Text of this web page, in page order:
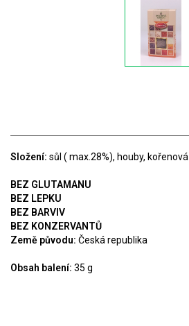
Složení: sůl ( max.28%), houby,
BEZ GLUTAMANU
BEZ LEPKU
BEZ BARVIV
BEZ KONZERVANTŮ
Země původu: Česká republika
Obsah balení: 35 g